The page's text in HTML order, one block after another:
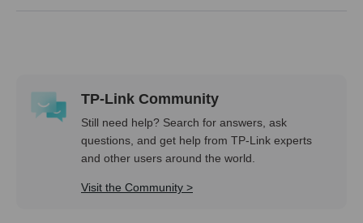
TP-Link Community
Still need help? Search for answers, ask
questions, and get help from TP-Link experts
and other users around the world.
Visit the Community >